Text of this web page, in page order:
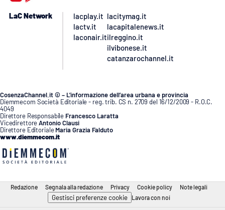
LaC Network
lacplay.it
lactv.it
laconair.it
lacitymag.it
lacapitalenews.it
ilreggino.it
ilvibonese.it
catanzarochannel.it
CosenzaChannel.it © – L’informazione dell’area urbana e provincia
Diemmecom Società Editoriale - reg. trib. CS n. 2709 del 16/12/2009 - R.O.C.
4049
Direttore Responsabile Francesco Laratta
VicedirettoreAntonio Clausi
Direttore Editoriale Maria Grazia Falduto
www.diemmecom.it
Redazione Segnala alla redazione Privacy Cookie policy Note legali
Gestisci preferenze cookie Lavora con noi